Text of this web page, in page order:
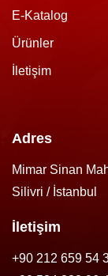
E-Katalog
Ürünler
İletişim
Adres
Mimar Sinan
Silivri / İstanbul
İletişim
+90 212 659 54